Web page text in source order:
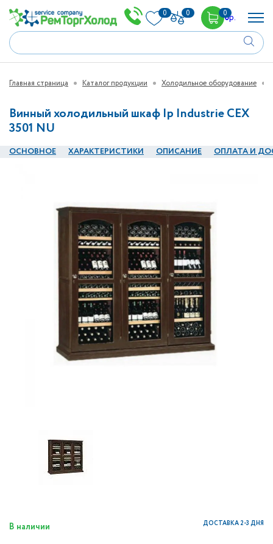
0 0 00р.
Главная страница Каталог продукции Холодильное оборудование
Винный холодильный шкаф Ip Industrie CEX
3501 NU
ОСНОВНОЕ ХАРАКТЕРИСТИКИ ОПИСАНИЕ ОПЛАТА И
В наличии ДОСТАВКА 2-3 ДНЯ